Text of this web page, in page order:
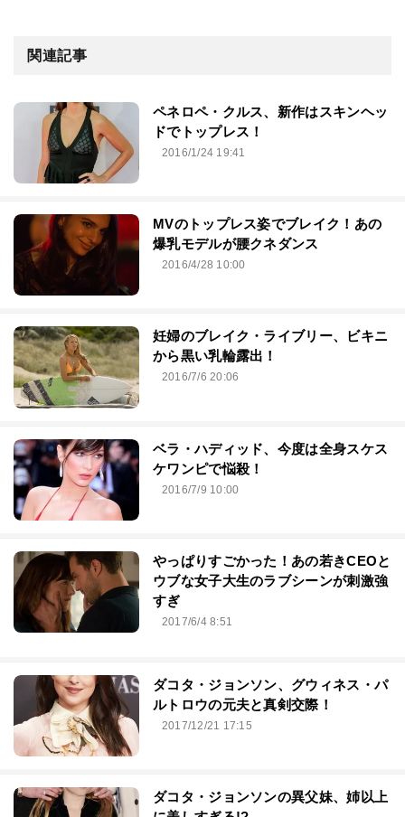
関連記事
ペネロペ・クルス、新作はスキンヘッ
ドでトップレス！
2016/1/24 19:41
MVのトップレス姿でブレイク！あの
爆乳モデルが腰クネダンス
2016/4/28 10:00
妊婦のブレイク・ライブリー、ビキニ
から黒い乳輪露出！
2016/7/6 20:06
ベラ・ハディッド、今度は全身スケス
ケワンピで悩殺！
2016/7/9 10:00
やっぱりすごかった！あの若きCEOと
ウブな女子大生のラブシーンが刺激強
すぎ
2017/6/4 8:51
ダコタ・ジョンソン、グウィネス・パ
ルトロウの元夫と真剣交際！
2017/12/21 17:15
ダコタ・ジョンソンの異父妹、姉以上